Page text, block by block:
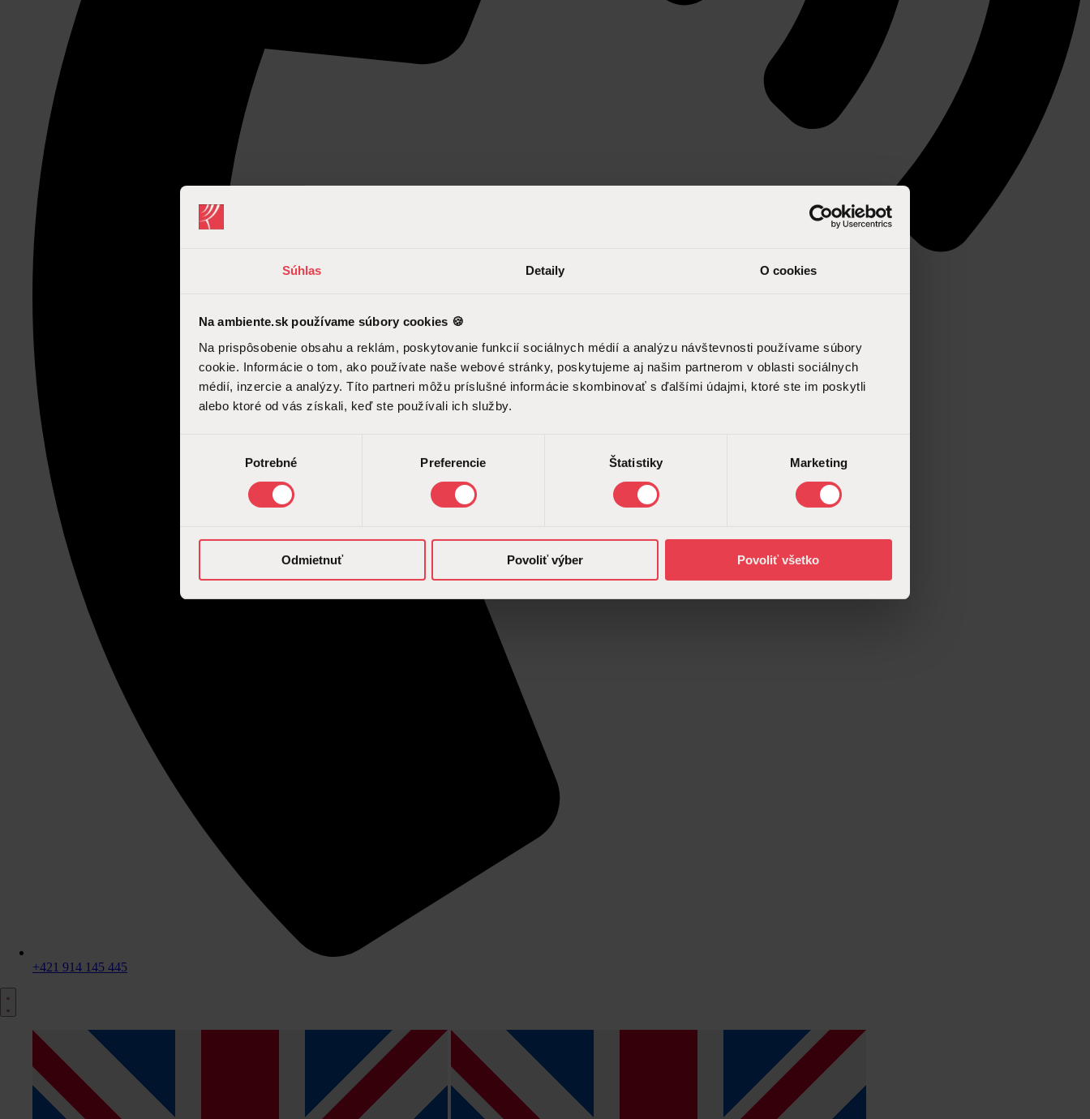
Súhlas Detaily O cookies
Na ambiente.sk používame súbory cookies 🍪
Na prispôsobenie obsahu a reklám, poskytovanie funkcií sociálnych médií a analýzu návštevnosti používame súbory
cookie. Informácie o tom, ako používate naše webové stránky, poskytujeme aj našim partnerom v oblasti sociálnych
médií, inzercie a analýzy. Títo partneri môžu príslušné informácie skombinovať s ďalšími údajmi, ktoré ste im poskytli
alebo ktoré od vás získali, keď ste používali ich služby.
Potrebné Preferencie Štatistiky Marketing
Odmietnuť Povoliť výber Povoliť všetko
+421 914 145 445